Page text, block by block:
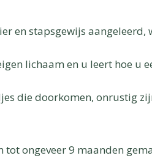
en stapsgewijs aangeleerd,
lichaam en u leert hoe u
die doorkomen, onrustig
tot ongeveer 9 maanden